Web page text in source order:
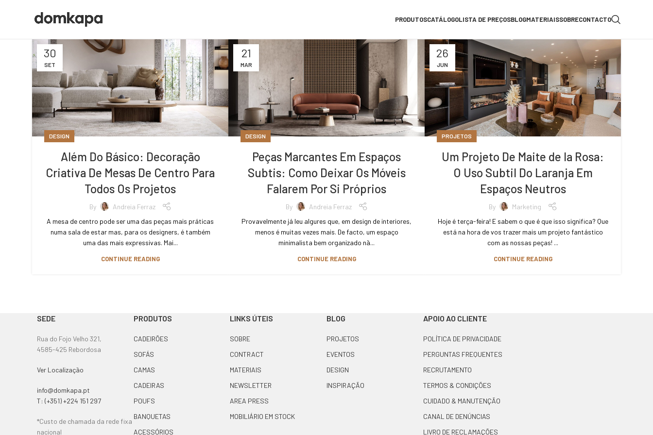
PRODUTOSCATÁLOGOLISTA DE PREÇOSBLOGMATERIAISSOBRECONTACTO
30
SET
DESIGN
Além Do Básico: Decoração
Criativa De Mesas De Centro Para
Todos Os Projetos
By
Andreia Ferraz
A mesa de centro pode ser uma das peças mais práticas
numa sala de estar mas, para os designers, é também
uma das mais expressivas. Mai...
CONTINUE READING
21
MAR
DESIGN
Peças Marcantes Em Espaços
Subtis: Como Deixar Os Móveis
Falarem Por Si Próprios
By
Andreia Ferraz
Provavelmente já leu algures que, em design de interiores,
menos é muitas vezes mais. De facto, um espaço
minimalista bem organizado nã...
CONTINUE READING
26
JUN
PROJETOS
Um Projeto De Maite de la Rosa:
O Uso Subtil Do Laranja Em
Espaços Neutros
By
Marketing
Hoje é terça-feira! E sabem o que é que isso significa? Que
está na hora de vos trazer mais um projeto fantástico
com as nossas peças! ...
CONTINUE READING
SEDE
Rua do Fojo Velho 321,
4585-425 Rebordosa
Ver Localização
info@domkapa.pt
T: (+351) +224 151 297
*Custo de chamada da rede fixa
nacional
PRODUTOS
CADEIRÕES
SOFÁS
CAMAS
CADEIRAS
POUFS
BANQUETAS
ACESSÓRIOS
LINKS ÚTEIS
SOBRE
CONTRACT
MATERIAIS
NEWSLETTER
AREA PRESS
MOBILIÁRIO EM STOCK
BLOG
PROJETOS
EVENTOS
DESIGN
INSPIRAÇÃO
APOIO AO CLIENTE
POLÍTICA DE PRIVACIDADE
PERGUNTAS FREQUENTES
RECRUTAMENTO
TERMOS & CONDIÇÕES
CUIDADO & MANUTENÇÃO
CANAL DE DENÚNCIAS
LIVRO DE RECLAMAÇÕES